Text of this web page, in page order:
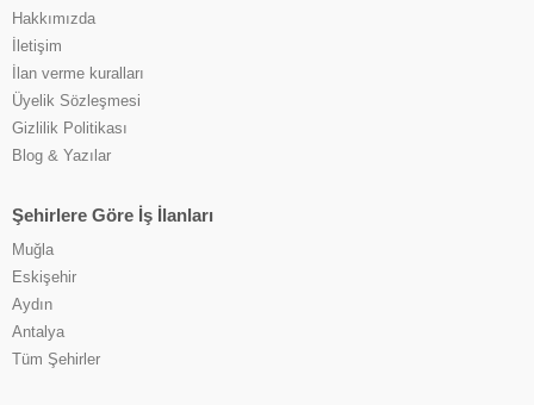
Hakkımızda
İletişim
İlan verme kuralları
Üyelik Sözleşmesi
Gizlilik Politikası
Blog & Yazılar
Şehirlere Göre İş İlanları
Muğla
Eskişehir
Aydın
Antalya
Tüm Şehirler